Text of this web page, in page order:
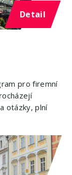
Detail
pro firemní
otázky, plní